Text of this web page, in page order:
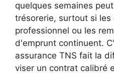
quelques semaines
trésorerie, surtout si
professionnel ou les
d'emprunt continuent.
assurance TNS fait la
viser un contrat calibré